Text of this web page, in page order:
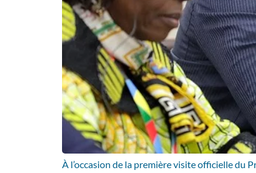
À l’occasion de la première visite officielle du